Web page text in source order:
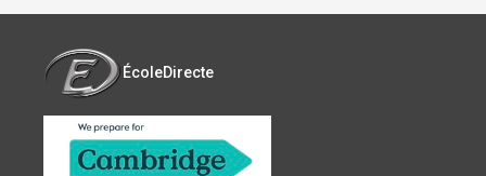
ÉcoleDirecte